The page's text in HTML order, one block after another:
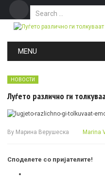
Search for:
MENU
НОВОСТИ
Луѓето различно ги
By Марина Верушеска Marina
Споделете со пријателите!